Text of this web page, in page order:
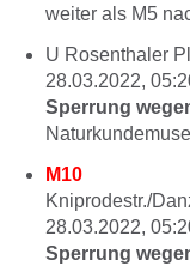
weiter als M5
U Rosenthaler
28.03.2022,
Sperrung
M10
Kniprodestr./
28.03.2022,
Sperrung